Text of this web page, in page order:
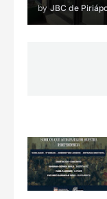
by JBC de